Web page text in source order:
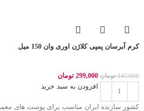
کرم آبرسان پمپی کلاژن اوری وان 150 میل
345,000 تومان 299,000 تومان
افزودن به سبد خرید